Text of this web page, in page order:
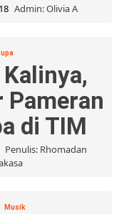
Admin: Olivia A
Pameran
di TIM
Penulis: Rhomadan
Musik